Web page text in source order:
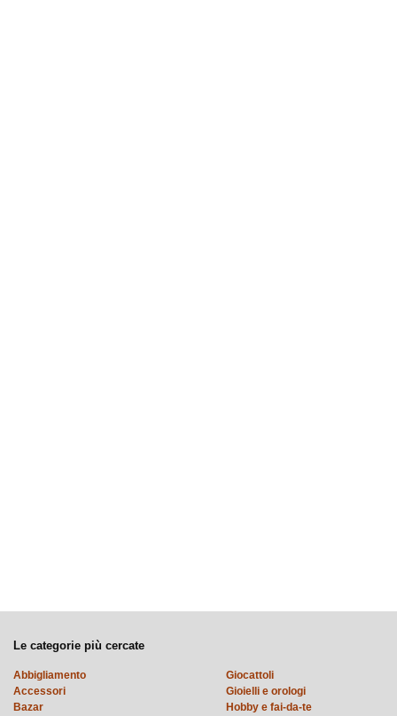
Le categorie più cercate
Abbigliamento
Accessori
Bazar
Giocattoli
Gioielli e orologi
Hobby e fai-da-te